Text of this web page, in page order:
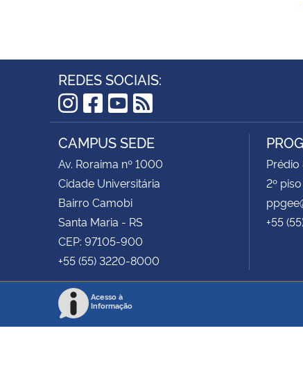
REDES SOCIAIS:
Instagram
Facebook
YouTube
RSS
CAMPUS SEDE
Av. Roraima nº 1000
Cidade Universitária
Bairro Camobi
Santa Maria - RS
CEP: 97105-900
+55 (55) 3220-8000
Prédio
2º
+55
Acesso à
Informação